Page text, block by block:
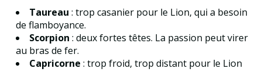
Taureau : trop casanier pour le Lion, qui a besoin
de flamboyance.
Scorpion : deux fortes têtes. La passion peut virer
au bras de fer.
Capricorne : trop froid, trop distant pour le Lion